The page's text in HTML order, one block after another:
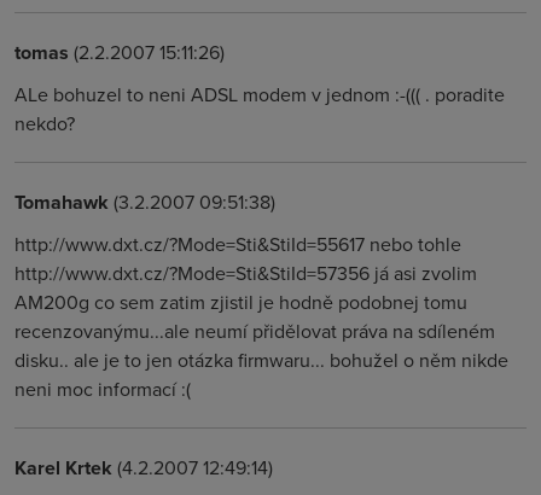
tomas (2.2.2007 15:11:26)
ALe bohuzel to neni ADSL modem v jednom :-((( . poradite
nekdo?
Tomahawk (3.2.2007 09:51:38)
http://www.dxt.cz/?Mode=Sti&StiId=55617 nebo tohle
http://www.dxt.cz/?Mode=Sti&StiId=57356 já asi zvolim
AM200g co sem zatim zjistil je hodně podobnej tomu
recenzovanýmu...ale neumí přidělovat práva na sdíleném
disku.. ale je to jen otázka firmwaru... bohužel o něm nikde
neni moc informací :(
Karel Krtek (4.2.2007 12:49:14)